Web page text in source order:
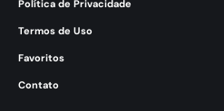
Política de Privacidade
Termos de Uso
Favoritos
Contato